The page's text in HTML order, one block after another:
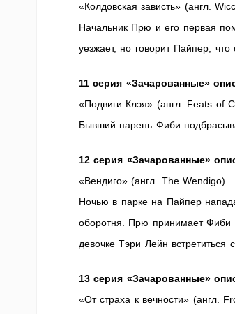
«Колдовская зависть» (англ.
Начальник Прю и его первая
уезжает, но говорит Пайпер, что
11 серия «Зачарованные»
«Подвиги Клэя» (англ. Feats of
Бывший парень Фиби
12 серия «Зачарованные»
«Вендиго» (англ. The Wendigo)
Ночью в парке на Пайпер
оборотня. Прю принимает Фиби
девочке Тэри Лейн встретиться
13 серия «Зачарованные»
«От страха к вечности» (англ.